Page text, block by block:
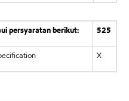
persyaratan berikut: 525
X